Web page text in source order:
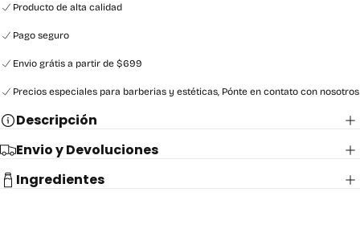
Producto de alta calidad
Pago seguro
Envio grátis a partir de $699
Precios especiales para barberias y estéticas, Pónte en contato con nosotros
Descripción
Envio y Devoluciones
Ingredientes